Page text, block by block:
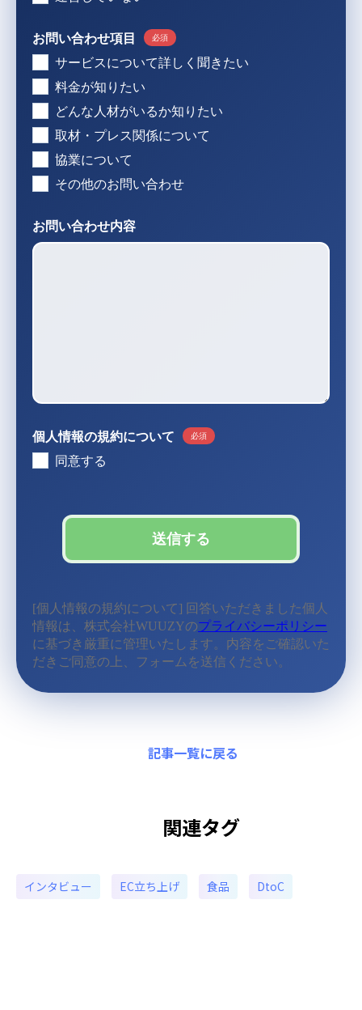
記事一覧に戻る
関連タグ
インタビュー EC立ち上げ 食品 DtoC